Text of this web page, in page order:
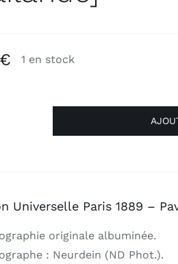
€
1 en stock
Universelle Paris 1889 –
originale albuminée.
: Neurdein (ND Phot.).